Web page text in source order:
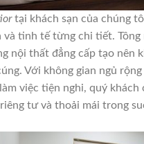
tại khách sạn của chúng
và tinh tế từng chi tiết. Tông
nội thất đẳng cấp tạo nên
Với không gian ngủ
việc tiện nghi, quý
riêng tư và thoải mái trong